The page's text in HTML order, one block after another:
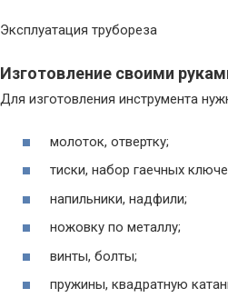
Эксплуатация трубореза
Изготовление своими
Для изготовления инструмента
молоток, отвертку;
тиски, набор гаечных
напильники, надфили;
ножовку по металлу;
винты, болты;
пружины, квадратную